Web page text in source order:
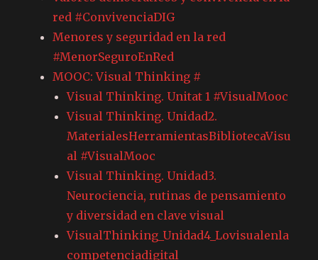
red #ConvivenciaDIG
Menores y seguridad en la red
#MenorSeguroEnRed
MOOC: Visual Thinking #
Visual Thinking. Unitat 1 #VisualMooc
Visual Thinking. Unidad2.
MaterialesHerramientasBibliotecaVisu
al #VisualMooc
Visual Thinking. Unidad3.
Neurociencia, rutinas de pensamiento
y diversidad en clave visual
VisualThinking_Unidad4_Lovisualenla
competenciadigital